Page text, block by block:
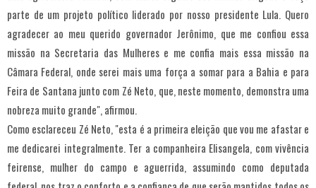
parte de um projeto político liderado por nosso presidente Lula. Quero
agradecer ao meu querido governador Jerônimo, que me confiou essa
missão na Secretaria das Mulheres e me confia mais essa missão na
Câmara Federal, onde serei mais uma força a somar para a Bahia e para
Feira de Santana junto com Zé Neto, que, neste momento, demonstra uma
nobreza muito grande", afirmou.
Como esclareceu Zé Neto, "esta é a primeira eleição que vou me afastar e
me dedicarei integralmente. Ter a companheira Elisangela, com vivência
feirense, mulher do campo e aguerrida, assumindo como deputada